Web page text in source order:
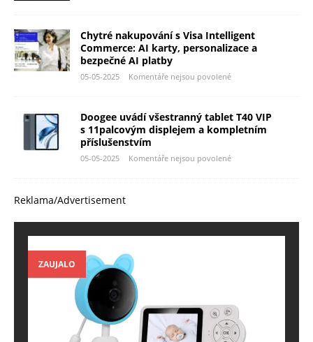
Chytré nakupování s Visa Intelligent
Commerce: AI karty, personalizace a
bezpečné AI platby
05-05-2025 Komentáře nejsou povolené
Doogee uvádí všestranný tablet T40 VIP
s 11palcovým displejem a kompletním
příslušenstvím
05-05-2025 Komentáře nejsou povolené
Reklama/Advertisement
ZAUJALO